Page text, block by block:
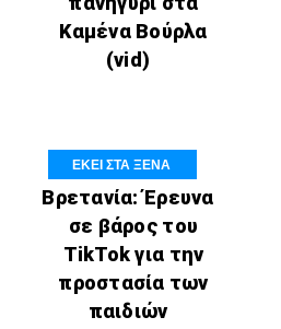
Καμένα Βούρλα
(vid)
ΕΚΕΙ ΣΤΑ ΞΕΝΑ
Βρετανία: Έρευνα
σε βάρος του
TikTok για την
προστασία των
παιδιών